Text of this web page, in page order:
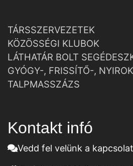
TÁRSSZERVEZETEK
KÖZÖSSÉGI KLUBOK
LÁTHATÁR BOLT
GYÓGY-, FRISSÍTŐ-,
TALPMASSZÁZS
Kontakt infó
Vedd fel velünk a